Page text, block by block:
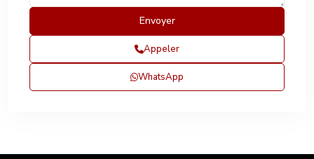
Appeler
WhatsApp